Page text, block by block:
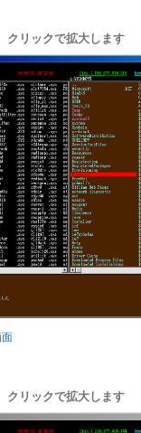
クリックで拡大します
クリックで拡大します